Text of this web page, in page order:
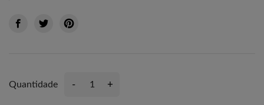
Quantidade - +